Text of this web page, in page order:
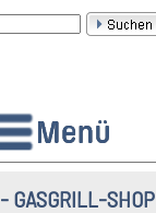
GASGRILL-SHOP